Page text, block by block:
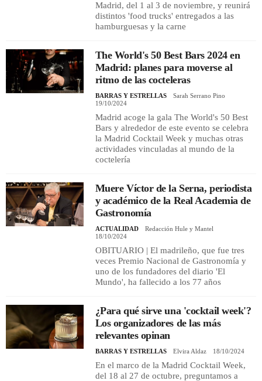
Madrid, del 1 al 3 de noviembre, y reunirá
distintos 'food trucks' entregados a las
hamburguesas y la carne
The World's 50 Best Bars 2024 en
Madrid: planes para moverse al
ritmo de las cocteleras
BARRAS Y ESTRELLAS
Sarah Serrano Pino
19/10/2024
Madrid acoge la gala The World's 50 Best
Bars y alrededor de este evento se celebra
la Madrid Cocktail Week y muchas otras
actividades vinculadas al mundo de la
coctelería
Muere Víctor de la Serna, periodista
y académico de la Real Academia de
Gastronomía
ACTUALIDAD
Redacción Hule y Mantel
18/10/2024
OBITUARIO | El madrileño, que fue tres
veces Premio Nacional de Gastronomía y
uno de los fundadores del diario 'El
Mundo', ha fallecido a los 77 años
¿Para qué sirve una 'cocktail week'?
Los organizadores de las más
relevantes opinan
BARRAS Y ESTRELLAS Elvira Aldaz 18/10/2024
En el marco de la Madrid Cocktail Week,
del 18 al 27 de octubre, preguntamos a